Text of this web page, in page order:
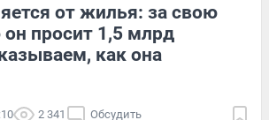
от жилья: за свою
просит 1,5 млрд
как она
2 341 Обсудить